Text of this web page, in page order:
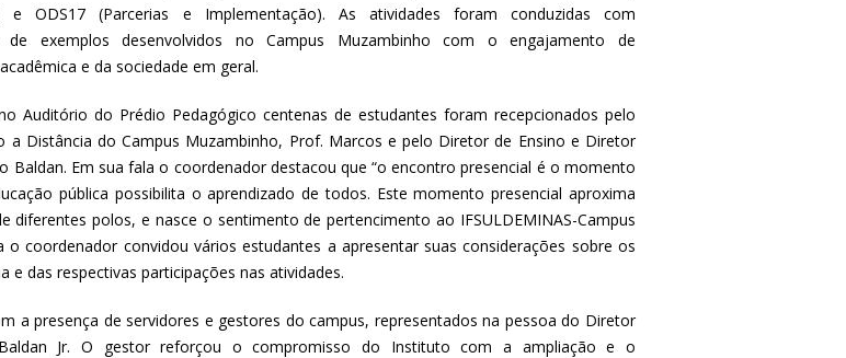
e ODS17 (Parcerias e Implementação). As atividades foram conduzidas com
de exemplos desenvolvidos no Campus Muzambinho com o engajamento de
e da sociedade em geral.
Auditório do Prédio Pedagógico centenas de estudantes foram recepcionados pelo
a Distância do Campus Muzambinho, Prof. Marcos e pelo Diretor de Ensino e Diretor
Baldan. Em sua fala o coordenador destacou que “o encontro presencial é o momento
pública possibilita o aprendizado de todos. Este momento presencial aproxima
diferentes polos, e nasce o sentimento de pertencimento ao IFSULDEMINAS-Campus
o coordenador convidou vários estudantes a apresentar suas considerações sobre os
e das respectivas participações nas atividades.
a presença de servidores e gestores do campus, representados na pessoa do Diretor
Jr. O gestor reforçou o compromisso do Instituto com a ampliação e o